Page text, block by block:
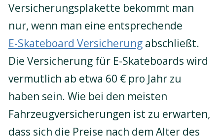
Versicherungsplakette bekommt man
nur, wenn man eine entsprechende
E-Skateboard Versicherung abschließt.
Die Versicherung für E-Skateboards wird
vermutlich ab etwa 60 € pro Jahr zu
haben sein. Wie bei den meisten
Fahrzeugversicherungen ist zu erwarten,
dass sich die Preise nach dem Alter des